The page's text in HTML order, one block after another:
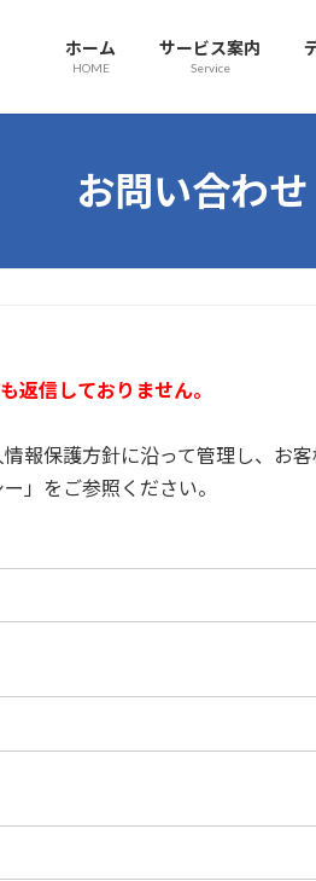
ホーム
HOME
サービス案内
Service
お問い合わせ
返信しておりません。
報保護方針に沿って管理し、お
」をご参照ください。